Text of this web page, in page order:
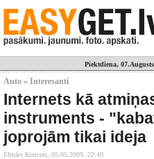
Piektdiena,
Auto » Interesanti
Internets kā
instruments -
joprojām tikai ideja
Elmārs Kreicers, 05.05.2009. 22:49